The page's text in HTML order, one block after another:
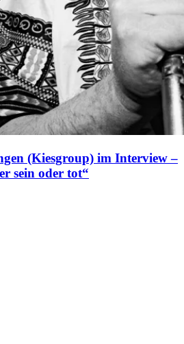
(Kiesgroup) im Interview –
sein oder tot“